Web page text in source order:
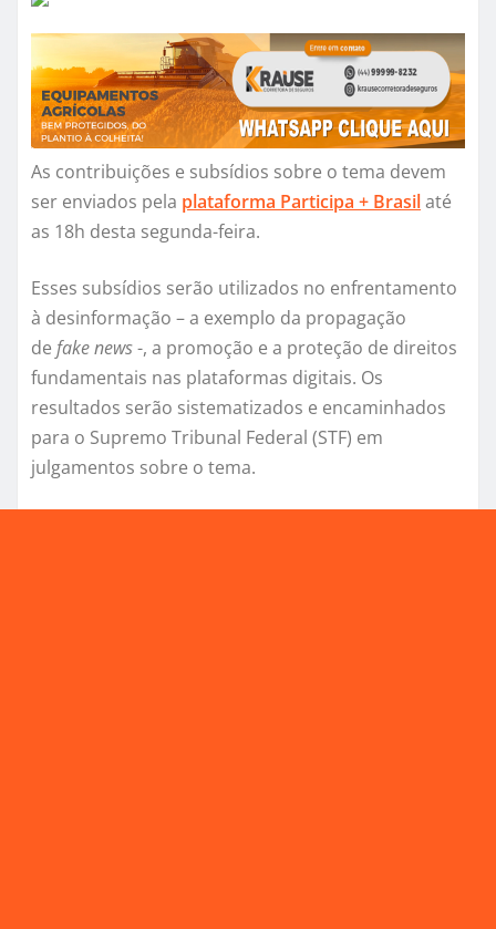
As contribuições e subsídios sobre o tema devem
ser enviados pela plataforma Participa + Brasilaté
as 18h desta segunda-feira.
Esses subsídios serão utilizados no enfrentamento
à desinformação – a exemplo da propagação
de fake news-, a promoção e a proteção de direitos
fundamentais nas plataformas digitais. Os
resultados serão sistematizados e encaminhados
para o Supremo Tribunal Federal (STF) em
julgamentos sobre o tema.